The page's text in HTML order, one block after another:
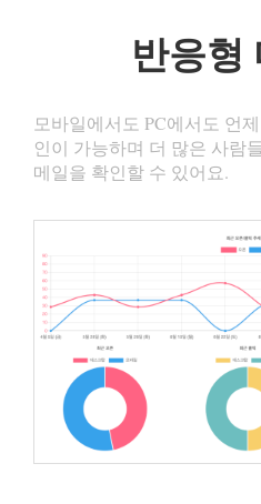
반응형
모바일에서도 PC에서도 언
인이 가능하며 더 많은 사람
메일을 확인할 수 있어요.